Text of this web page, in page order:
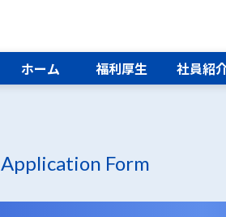
ホーム 福利厚生 社員紹
Application Form